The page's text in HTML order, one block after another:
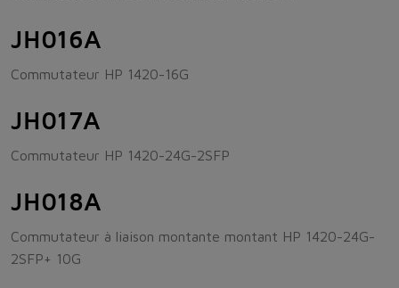
JH016A
Commutateur HP 1420-16G
JH017A
Commutateur HP 1420-24G-2SFP
JH018A
Commutateur à liaison montante montant HP 1420-24G-
2SFP+ 10G